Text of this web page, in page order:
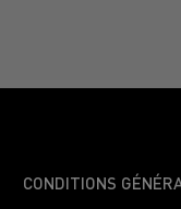
CONDITIONS